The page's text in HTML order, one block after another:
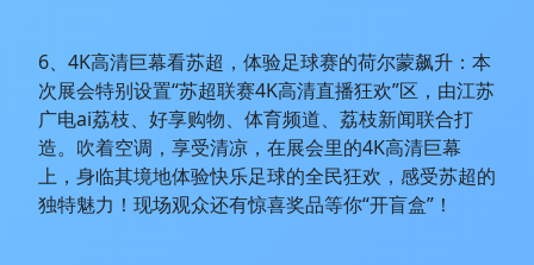
6、4K高清巨幕看苏超，体验足球赛的荷尔蒙飙升：本
次展会特别设置“苏超联赛4K高清直播狂欢”区，由江苏
广电ai荔枝、好享购物、体育频道、荔枝新闻联合打
造。吹着空调，享受清凉，在展会里的4K高清巨幕
上，身临其境地体验快乐足球的全民狂欢，感受苏超的
独特魅力！现场观众还有惊喜奖品等你“开盲盒”！